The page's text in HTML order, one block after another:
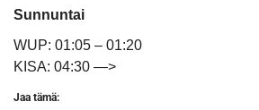
Sunnuntai
WUP: 01:05 – 01:20
KISA: 04:30 —>
Jaa tämä: